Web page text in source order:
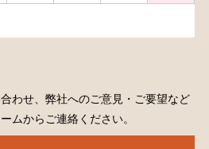
わせ、弊社へのご意見・ご要望など
ムからご連絡ください。